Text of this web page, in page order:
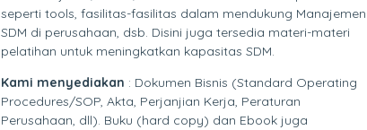
seperti tools, fasilitas-fasilitas dalam mendukung Manajemen
SDM di perusahaan, dsb. Disini juga tersedia materi-materi
pelatihan untuk meningkatkan kapasitas SDM.
Kami menyediakan : Dokumen Bisnis (Standard Operating
Procedures/SOP, Akta, Perjanjian Kerja, Peraturan
Perusahaan, dll). Buku (hard copy) dan Ebook juga